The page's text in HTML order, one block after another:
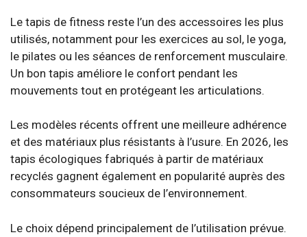
Le tapis de fitness reste l’un des accessoires les plus
utilisés, notamment pour les exercices au sol, le yoga,
le pilates ou les séances de renforcement musculaire.
Un bon tapis améliore le confort pendant les
mouvements tout en protégeant les articulations.
Les modèles récents offrent une meilleure adhérence
et des matériaux plus résistants à l’usure. En 2026, les
tapis écologiques fabriqués à partir de matériaux
recyclés gagnent également en popularité auprès des
consommateurs soucieux de l’environnement.
Le choix dépend principalement de l’utilisation prévue.